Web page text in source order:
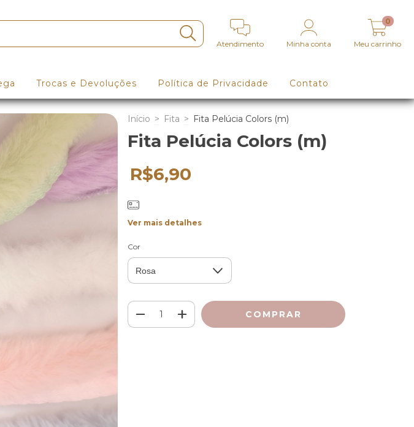
Atendimento Minha conta Meu carrinho
0
Trocas e Devoluções Política de Privacidade Contato
Início > Fita > Fita Pelúcia Colors (m)
Fita Pelúcia Colors (m)
R$6,90
Ver mais detalhes
Cor